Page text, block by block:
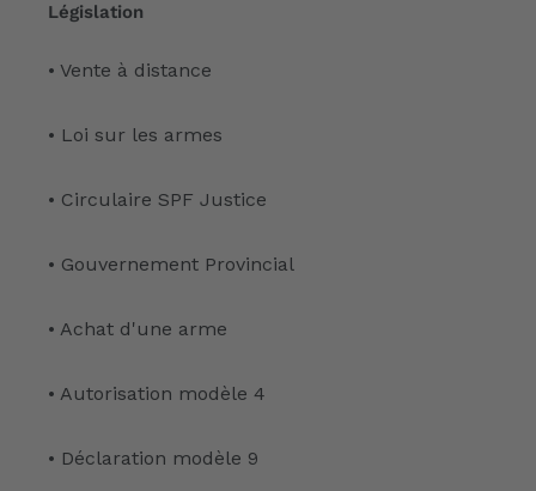
Législation
• Vente à distance
• Loi sur les armes
• Circulaire SPF Justice
• Gouvernement Provincial
• Achat d'une arme
• Autorisation modèle 4
• Déclaration modèle 9